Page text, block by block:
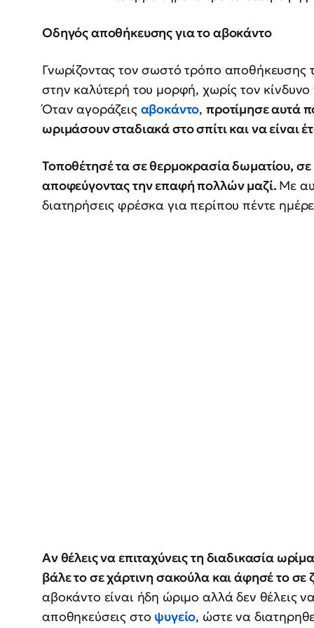
Οδηγός αποθήκευσης για το αβοκάντο
Γνωρίζοντας τον σωστό τρόπο αποθήκευσης
στην καλύτερή του μορφή, χωρίς τον
Όταν αγοράζεις αβοκάντο,προτίμησε αυτά
ωριμάσουν σταδιακά στο σπίτι και να είναι
Τοποθέτησέ τα σε θερμοκρασία δωματίου,
αποφεύγοντας την επαφή πολλών μαζί. Με
διατηρήσεις φρέσκα για περίπου πέντε
Αν θέλεις να επιταχύνεις τη διαδικασία
βάλε το σε χάρτινη σακούλα και άφησέ το σε
αβοκάντο είναι ήδη ώριμο αλλά δεν θέλεις
αποθηκεύσεις στο ψυγείο, ώστε να